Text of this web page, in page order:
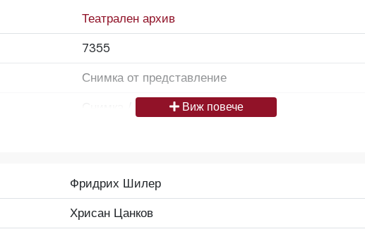
Театрален архив
7355
Снимка от представление
Снимка / изображение
България
Средно
Виж повече
Фридрих Шилер
Хрисан Цанков